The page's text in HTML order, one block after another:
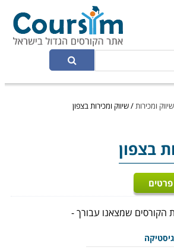
שיווק ומכירות/שיווק ומכירות בצפון
בצפון
פרטים
הקורסים שמצאנו עבורך -